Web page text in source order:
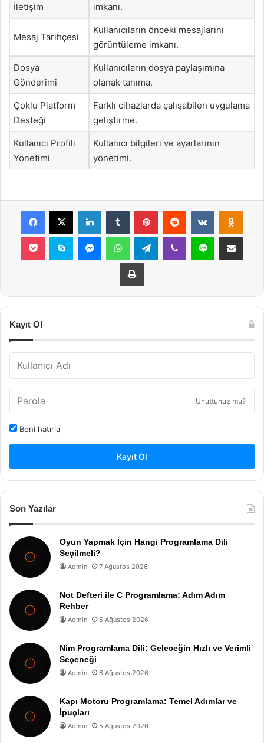
İletişim
imkanı.
Mesaj Tarihçesi
Kullanıcıların önceki mesajlarını
görüntüleme imkanı.
Dosya
Gönderimi
Kullanıcıların dosya paylaşımına
olanak tanıma.
Çoklu Platform
Desteği
Farklı cihazlarda çalışabilen uygulama
geliştirme.
Kullanıcı Profili
Yönetimi
Kullanıcı bilgileri ve ayarlarının
yönetimi.
Facebook
X LinkedInTumblr PinterestReddit VKontakte
Pocket Skype MessengerWhatsAppTelegramViber Line E-Posta ile
Yazdır
Kayıt Ol
Unuttunuz mu?
Beni hatırla
Kayıt Ol
Son Yazılar
Oyun Yapmak İçin Hangi Programlama Dili
Seçilmeli?
Admin 7 Ağustos 2026
Not Defteri ile C Programlama: Adım Adım
Rehber
Admin 6 Ağustos 2026
Nim Programlama Dili: Geleceğin Hızlı ve Verimli
Seçeneği
Admin 6 Ağustos 2026
Kapı Motoru Programlama: Temel Adımlar ve
İpuçları
Admin 5 Ağustos 2026